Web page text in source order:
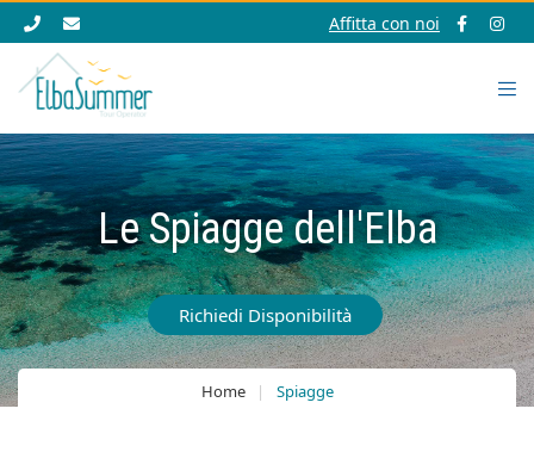
Affitta con noi
Le Spiagge dell'Elba
Richiedi Disponibilità
Home Spiagge